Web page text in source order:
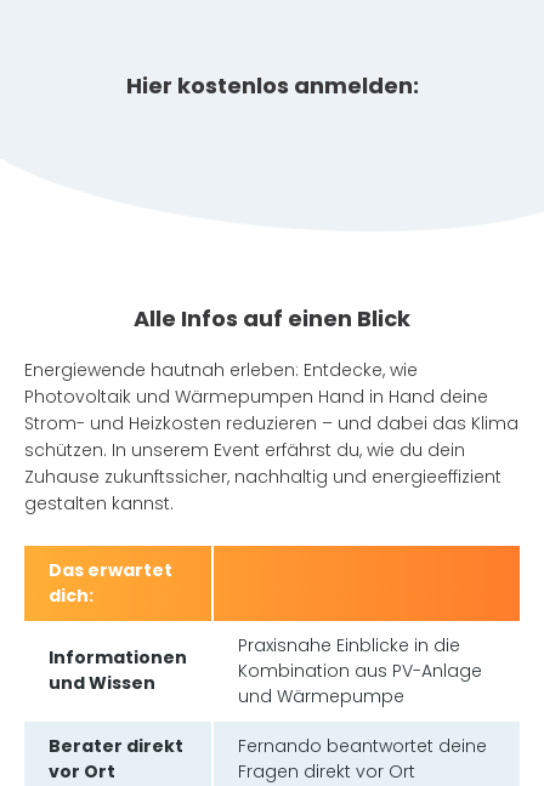
Hier kostenlos anmelden:
Alle Infos auf einen Blick
Energiewende hautnah erleben: Entdecke, wie
Photovoltaik und Wärmepumpen Hand in Hand deine
Strom- und Heizkosten reduzieren – und dabei das Klima
schützen. In unserem Event erfährst du, wie du dein
Zuhause zukunftssicher, nachhaltig und energieeffizient
gestalten kannst.
Das erwartet
dich:
Informationen
und Wissen
Praxisnahe Einblicke in die
Kombination aus PV-Anlage
und Wärmepumpe
Berater direkt
vor Ort
Fernando beantwortet deine
Fragen direkt vor Ort